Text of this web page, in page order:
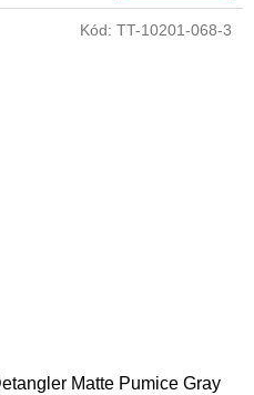
Matte Pumice Gray
Kód: TT-10201-068-3